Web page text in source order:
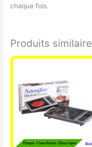
chaque fois.
Produits